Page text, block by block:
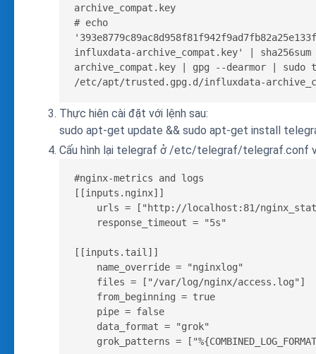
archive_compat.key
# echo
influxdata-archive_compat.key' |
archive_compat.key | gpg --dearmor | sudo
/etc/apt/trusted.gpg.d/influxdata-
Thực hiên cài đặt với lệnh sau:
sudo apt-get update && sudo apt-get install
Cấu hình lại telegraf ở /etc/telegraf/telegraf.conf
#nginx-metrics and logs
[[inputs.nginx]]
urls = ["http://localhost:81/
response_timeout = "5s"
[[inputs.tail]]
name_override = "nginxlog"
files = ["/var/log/nginx/access.log"]
from_beginning = true
pipe = false
data_format = "grok"
grok_patterns =